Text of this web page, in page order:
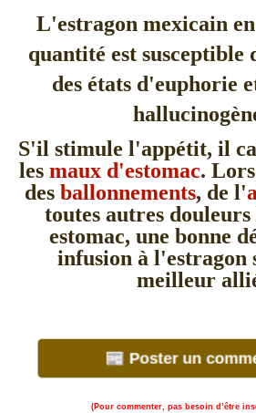
L'estragon mexicain
quantité est susceptible
des états d'euphorie
S'il stimule l'appétit, il
les maux d'estomac.
des ballonnements, de l'
toutes autres
estomac, une bonne
infusion à l'estragon
meilleur
(Pour commenter, pas besoin d’être